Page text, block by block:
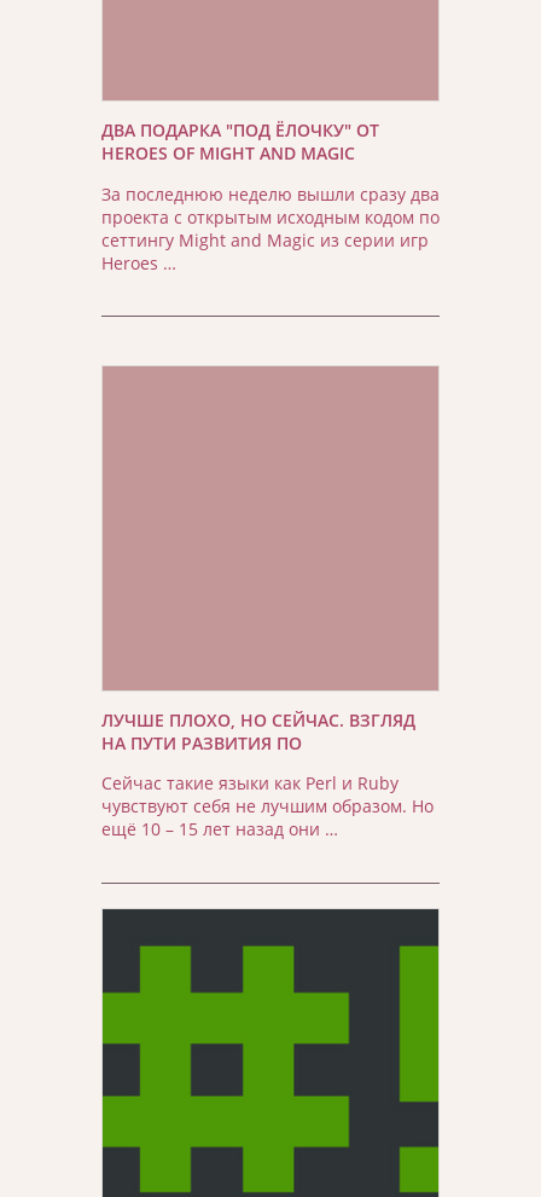
ДВА ПОДАРКА "ПОД ЁЛОЧКУ" ОТ
HEROES OF MIGHT AND MAGIC
За последнюю неделю вышли сразу два
проекта с открытым исходным кодом по
сеттингу Might and Magic из серии игр
Heroes …
ЛУЧШЕ ПЛОХО, НО СЕЙЧАС. ВЗГЛЯД
НА ПУТИ РАЗВИТИЯ ПО
Сейчас такие языки как Perl и Ruby
чувствуют себя не лучшим образом. Но
ещё 10 – 15 лет назад они …